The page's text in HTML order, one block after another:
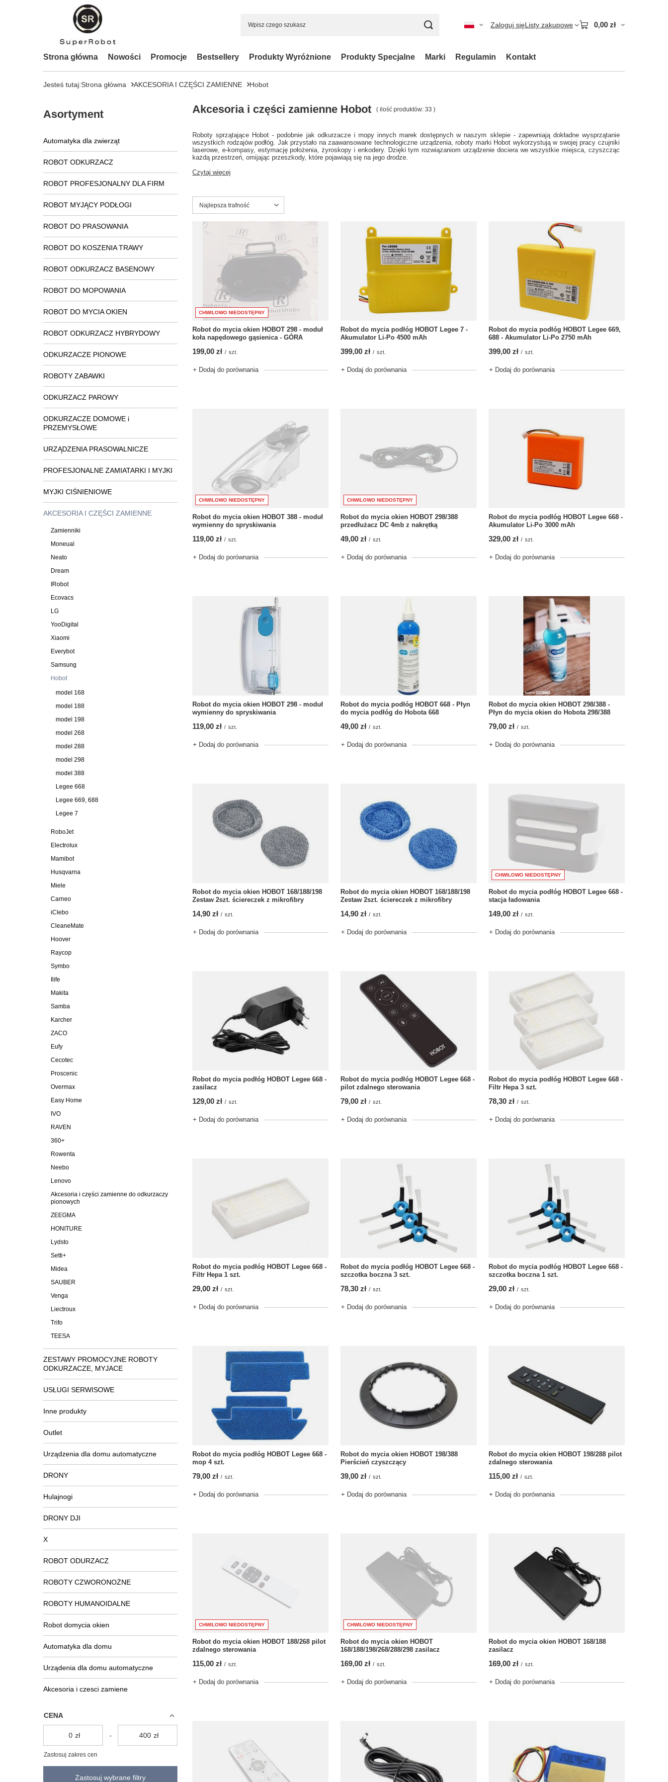
Zaloguj sięListy zakupowe 0,00 zł
Strona główna Nowości Promocje Bestsellery Produkty Wyróżnione Produkty Specjalne Marki Regulamin Kontakt
Jesteś tutaj:Strona główna AKCESORIA I CZĘŚCI ZAMIENNE Hobot
Asortyment
Automatyka dla zwierząt
ROBOT ODKURZACZ
ROBOT PROFESJONALNY DLA FIRM
ROBOT MYJĄCY PODŁOGI
ROBOT DO PRASOWANIA
ROBOT DO KOSZENIA TRAWY
ROBOT ODKURZACZ BASENOWY
ROBOT DO MOPOWANIA
ROBOT DO MYCIA OKIEN
ROBOT ODKURZACZ HYBRYDOWY
ODKURZACZE PIONOWE
ROBOTY ZABAWKI
ODKURZACZ PAROWY
ODKURZACZE DOMOWE i
PRZEMYSŁOWE
URZĄDZENIA PRASOWALNICZE
PROFESJONALNE ZAMIATARKI I MYJKI
MYJKI CIŚNIENIOWE
AKCESORIA I CZĘŚCI ZAMIENNE
Zamienniki
Moneual
Neato
Dream
IRobot
Ecovacs
LG
YooDigital
Xiaomi
Everybot
Samsung
Hobot
model 168
model 188
model 198
model 268
model 288
model 298
model 388
Legee 668
Legee 669, 688
Legee 7
RoboJet
Electrolux
Mamibot
Husqvarna
Miele
Carneo
iClebo
CleaneMate
Hoover
Raycop
Symbo
Ilife
Makita
Samba
Karcher
ZACO
Eufy
Cecotec
Proscenic
Overmax
Easy Home
IVO
RAVEN
360+
Rowenta
Neebo
Lenovo
Akcesoria i części zamienne do odkurzaczy
pionowych
ZEEGMA
HONITURE
Lydsto
Setti+
Midea
SAUBER
Venga
Liectroux
Trifo
TEESA
ZESTAWY PROMOCYJNE ROBOTY
ODKURZACZE, MYJACE
USŁUGI SERWISOWE
Inne produkty
Outlet
Urządzenia dla domu automatyczne
DRONY
Hulajnogi
DRONY DJI
X
ROBOT ODURZACZ
ROBOTY CZWORONOŻNE
ROBOTY HUMANOIDALNE
Robot domycia okien
Automatyka dla domu
Urządenia dla domu automatyczne
Akcesoria i czesci zamiene
CENA
zł - zł
Zastosuj zakres cen
Zastosuj wybrane filtry
Akcesoria i części zamienne Hobot ( ilość produktów: 33 )
Roboty sprzątające Hobot - podobnie jak odkurzacze i mopy innych marek dostępnych w naszym sklepie - zapewniają dokładne wysprzątanie
wszystkich rodzajów podłóg. Jak przystało na zaawansowane technologiczne urządzenia, roboty marki Hobot wykorzystują w swojej pracy czujniki
laserowe, e-kompasy, estymację położenia, żyroskopy i enkodery. Dzięki tym rozwiązaniom urządzenie dociera we wszystkie miejsca, czyszcząc
każdą przestrzeń, omijając przeszkody, które pojawiają się na jego drodze.
Czytaj więcej
Zmień sortowanie
Najlepsza trafność
CHWILOWO NIEDOSTĘPNY
Robot do mycia okien HOBOT 298 - moduł
koła napędowego gąsienica - GÓRA
199,00 zł / szt.
+ Dodaj do porównania
Robot do mycia podłóg HOBOT Legee 7 -
Akumulator Li-Po 4500 mAh
399,00 zł / szt.
+ Dodaj do porównania
Robot do mycia podłóg HOBOT Legee 669,
688 - Akumulator Li-Po 2750 mAh
399,00 zł / szt.
+ Dodaj do porównania
CHWILOWO NIEDOSTĘPNY
Robot do mycia okien HOBOT 388 - moduł
wymienny do spryskiwania
119,00 zł / szt.
+ Dodaj do porównania
CHWILOWO NIEDOSTĘPNY
Robot do mycia okien HOBOT 298/388
przedłużacz DC 4mb z nakrętką
49,00 zł / szt.
+ Dodaj do porównania
Robot do mycia podłóg HOBOT Legee 668 -
Akumulator Li-Po 3000 mAh
329,00 zł / szt.
+ Dodaj do porównania
Robot do mycia okien HOBOT 298 - moduł
wymienny do spryskiwania
119,00 zł / szt.
+ Dodaj do porównania
Robot do mycia podłóg HOBOT 668 - Płyn
do mycia podłóg do Hobota 668
49,00 zł / szt.
+ Dodaj do porównania
Robot do mycia okien HOBOT 298/388 -
Płyn do mycia okien do Hobota 298/388
79,00 zł / szt.
+ Dodaj do porównania
Robot do mycia okien HOBOT 168/188/198
Zestaw 2szt. ściereczek z mikrofibry
14,90 zł / szt.
+ Dodaj do porównania
Robot do mycia okien HOBOT 168/188/198
Zestaw 2szt. ściereczek z mikrofibry
14,90 zł / szt.
+ Dodaj do porównania
CHWILOWO NIEDOSTĘPNY
Robot do mycia podłóg HOBOT Legee 668 -
stacja ładowania
149,00 zł / szt.
+ Dodaj do porównania
Robot do mycia podłóg HOBOT Legee 668 -
zasilacz
129,00 zł / szt.
+ Dodaj do porównania
Robot do mycia podłóg HOBOT Legee 668 -
pilot zdalnego sterowania
79,00 zł / szt.
+ Dodaj do porównania
Robot do mycia podłóg HOBOT Legee 668 -
Filtr Hepa 3 szt.
78,30 zł / szt.
+ Dodaj do porównania
Robot do mycia podłóg HOBOT Legee 668 -
Filtr Hepa 1 szt.
29,00 zł / szt.
+ Dodaj do porównania
Robot do mycia podłóg HOBOT Legee 668 -
szczotka boczna 3 szt.
78,30 zł / szt.
+ Dodaj do porównania
Robot do mycia podłóg HOBOT Legee 668 -
szczotka boczna 1 szt.
29,00 zł / szt.
+ Dodaj do porównania
Robot do mycia podłóg HOBOT Legee 668 -
mop 4 szt.
79,00 zł / szt.
+ Dodaj do porównania
Robot do mycia okien HOBOT 198/388
Pierścień czyszczący
39,00 zł / szt.
+ Dodaj do porównania
Robot do mycia okien HOBOT 198/288 pilot
zdalnego sterowania
115,00 zł / szt.
+ Dodaj do porównania
CHWILOWO NIEDOSTĘPNY
Robot do mycia okien HOBOT 188/268 pilot
zdalnego sterowania
115,00 zł / szt.
+ Dodaj do porównania
CHWILOWO NIEDOSTĘPNY
Robot do mycia okien HOBOT
168/188/198/268/288/298 zasilacz
169,00 zł / szt.
+ Dodaj do porównania
Robot do mycia okien HOBOT 168/188
zasilacz
169,00 zł / szt.
+ Dodaj do porównania